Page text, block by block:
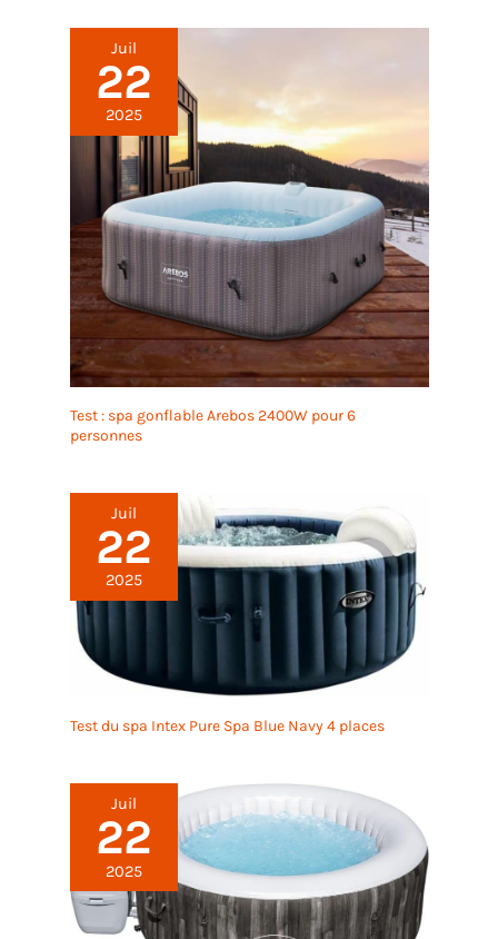
Juil
22
2025
Test : spa gonflable Arebos 2400W pour 6
personnes
Juil
22
2025
Test du spa Intex Pure Spa Blue Navy 4 places
Juil
22
2025